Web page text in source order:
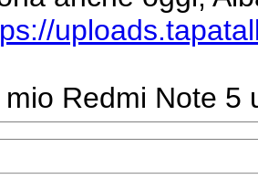
Redmi Note 5